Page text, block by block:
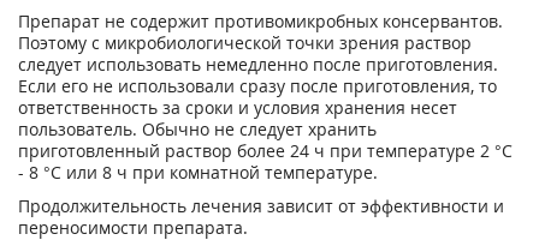
Препарат не содержит противомикробных консервантов.
Поэтому с микробиологической точки зрения раствор
следует использовать немедленно после приготовления.
Если его не использовали сразу после приготовления, то
ответственность за сроки и условия хранения несет
пользователь. Обычно не следует хранить
приготовленный раствор более 24 ч при температуре 2 °С
- 8 °С или 8 ч при комнатной температуре.
Продолжительность лечения зависит от эффективности и
переносимости препарата.